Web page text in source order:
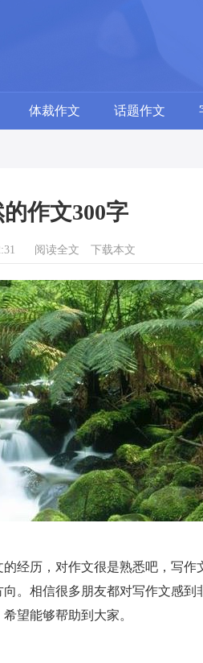
体裁作文 话题作文
作文300字
阅读全文 下载本文
经历，对作文很是熟悉吧，写作
。相信很多朋友都对写作文感到
望能够帮助到大家。